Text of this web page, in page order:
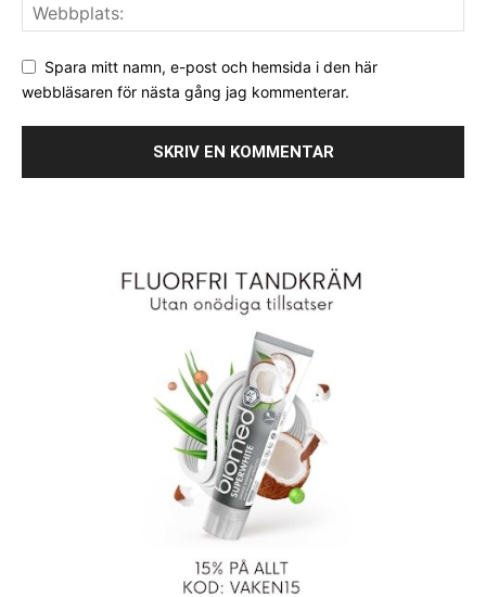
Spara mitt namn, e-post och hemsida i den här
webbläsaren för nästa gång jag kommenterar.